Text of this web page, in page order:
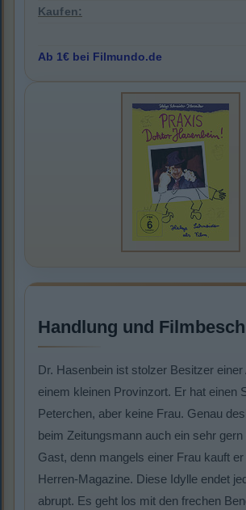
Kaufen:
Ab 1€ bei Filmundo.de
Handlung und
Dr. Hasenbein ist stolzer Besitzer
einem kleinen Provinzort. Er hat einen
Peterchen, aber keine Frau. Genau
beim Zeitungsmann auch ein sehr
Gast, denn mangels einer Frau kauft
Herren-Magazine. Diese Idylle endet
abrupt. Es geht los mit den frechen